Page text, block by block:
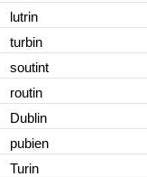
lutrin
turbin
soutint
routin
Dublin
pubien
Turin